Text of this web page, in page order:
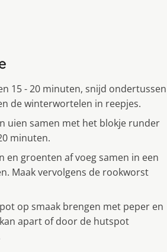
15 - 20 minuten, snijd ondertussen
de winterwortelen in reepjes.
uien samen met het blokje runder
minuten.
en groenten af voeg samen in een
Maak vervolgens de rookworst
op smaak brengen met peper en
apart of door de hutspot